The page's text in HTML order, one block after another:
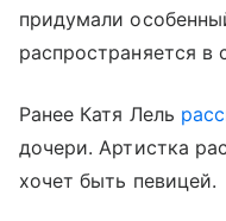
придумали
распространяется в
Ранее Катя Лель
дочери. Артистка
хочет быть певицей.